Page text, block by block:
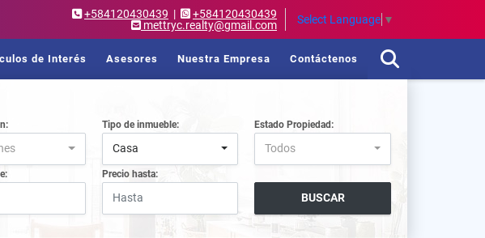
+584120430439 |
+584120430439
mettryc.realty@gmail.com
Select Language ▼
de Interés Asesores Nuestra Empresa Contáctenos
Tipo de inmueble:
Casa
Estado Propiedad:
Todos
Precio hasta:
BUSCAR